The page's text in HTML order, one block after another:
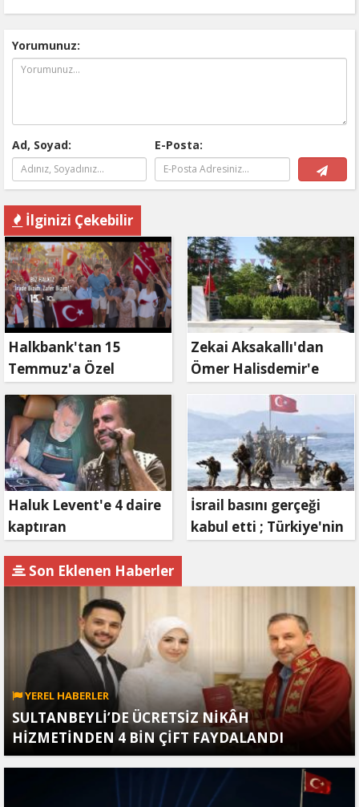
Yorumunuz:
Ad, Soyad: E-Posta:
İlginizi Çekebilir
Halkbank'tan 15
Temmuz'a Özel
Reklam Filmi: "İrade
Bizim, Zafer Bizim"
Zekai Aksakallı'dan
Ömer Halisdemir'e
'vefa' ziyareti!
Haluk Levent'e 4 daire
kaptıran
savcılıkta aldı
İsrail basını gerçeği
kabul etti ; Türkiye'nin
Son Eklenen Haberler
YEREL HABERLER
SULTANBEYLİ’DE ÜCRETSİZ NİKÂH
HİZMETİNDEN 4 BİN ÇİFT FAYDALANDI